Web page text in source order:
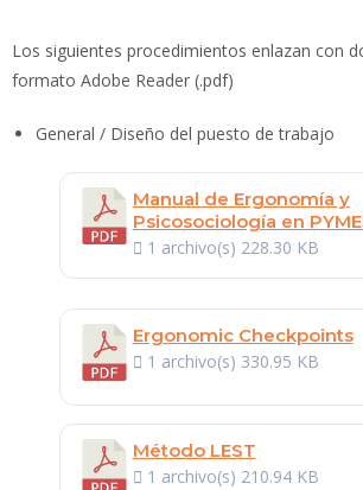
Los siguientes procedimientos enlazan con
formato Adobe Reader (.pdf)
General / Diseño del puesto de trabajo
Manual de Ergonomía y
Psicosociología en
1 archivo(s) 228.30 KB
Ergonomic Checkpoints
1 archivo(s) 330.95 KB
Método LEST
1 archivo(s) 210.94 KB